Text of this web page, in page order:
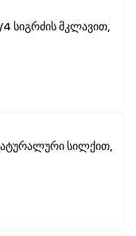
სიგრძის მკლავით,
სილქით,